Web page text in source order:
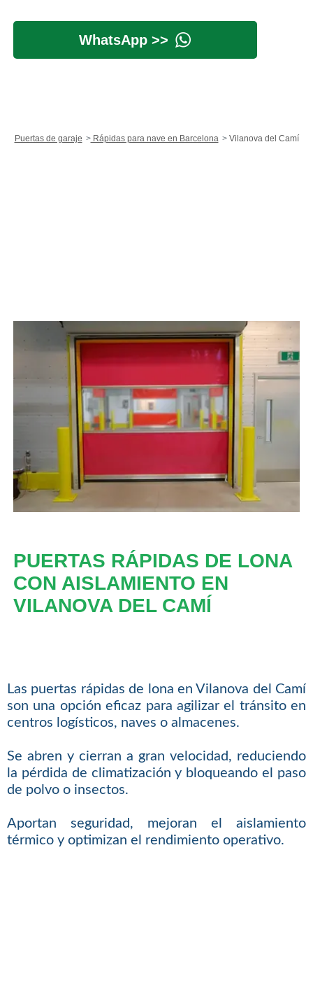
WhatsApp >>
Puertas de garaje Rápidas para nave en Barcelona Vilanova del Camí
PUERTAS RÁPIDAS DE LONA
CON AISLAMIENTO EN
VILANOVA DEL CAMÍ
Las puertas rápidas de lona en Vilanova del Camí
son una opción eficaz para agilizar el tránsito en
centros logísticos, naves o almacenes.
Se abren y cierran a gran velocidad, reduciendo
la pérdida de climatización y bloqueando el paso
de polvo o insectos.
Aportan seguridad, mejoran el aislamiento
térmico y optimizan el rendimiento operativo.